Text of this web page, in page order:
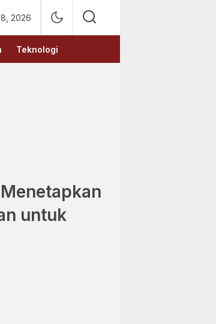
2026
Teknologi
untuk